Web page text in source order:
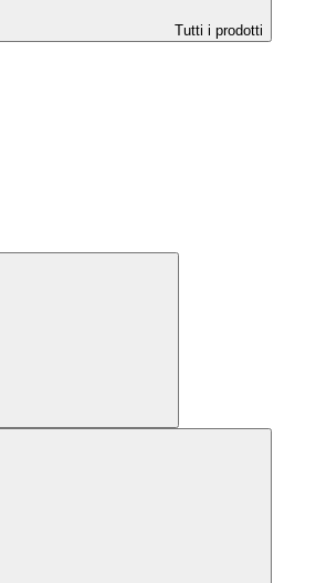
Tutti i prodotti